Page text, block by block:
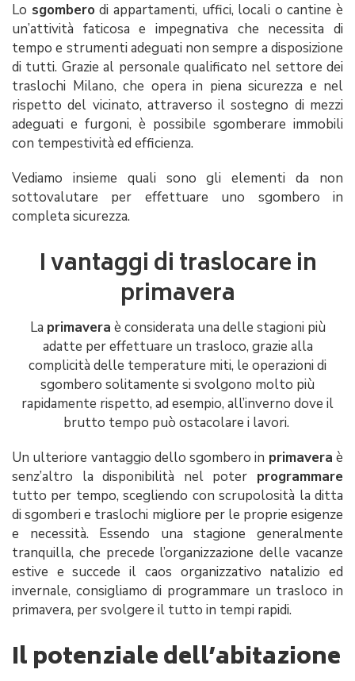
Lo sgomberodi appartamenti, uffici, locali o cantine è
un’attività faticosa e impegnativa che necessita di
tempo e strumenti adeguati non sempre a disposizione
di tutti. Grazie al personale qualificato nel settore dei
traslochi Milano, che opera in piena sicurezza e nel
rispetto del vicinato, attraverso il sostegno di mezzi
adeguati e furgoni, è possibile sgomberare immobili
con tempestività ed efficienza.
Vediamo insieme quali sono gli elementi da non
sottovalutare per effettuare uno sgombero in
completa sicurezza.
I vantaggi di traslocare in
primavera
La primavera è considerata una delle stagioni più
adatte per effettuare un trasloco, grazie alla
complicità delle temperature miti, le operazioni di
sgombero solitamente si svolgono molto più
rapidamente rispetto, ad esempio, all’inverno dove il
brutto tempo può ostacolare i lavori.
Un ulteriore vantaggio dello sgombero in primavera è
senz’altro la disponibilità nel poter programmare
tutto per tempo, scegliendo con scrupolosità la ditta
di sgomberi e traslochi migliore per le proprie esigenze
e necessità. Essendo una stagione generalmente
tranquilla, che precede l’organizzazione delle vacanze
estive e succede il caos organizzativo natalizio ed
invernale, consigliamo di programmare un trasloco in
primavera, per svolgere il tutto in tempi rapidi.
Il potenziale dell’abitazione